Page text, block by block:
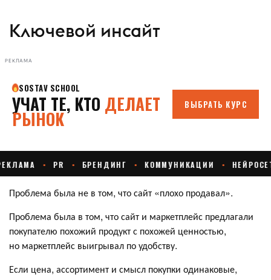
Ключевой инсайт
РЕКЛАМА
Проблема была не в том, что сайт «плохо продавал».
Проблема была в том, что сайт и маркетплейс предлагали
покупателю похожий продукт с похожей ценностью,
но маркетплейс выигрывал по удобству.
Если цена, ассортимент и смысл покупки одинаковые,